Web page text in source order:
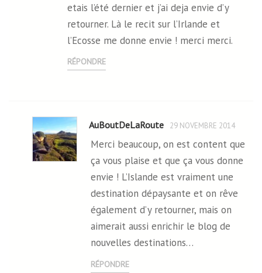
etais l’été dernier et j’ai deja envie d’y
retourner. Là le recit sur l’Irlande et
l’Ecosse me donne envie ! merci merci.
RÉPONDRE
AuBoutDeLaRoute 29 NOVEMBRE 2014
Merci beaucoup, on est content que
ça vous plaise et que ça vous donne
envie ! L’Islande est vraiment une
destination dépaysante et on rêve
également d’y retourner, mais on
aimerait aussi enrichir le blog de
nouvelles destinations…
RÉPONDRE